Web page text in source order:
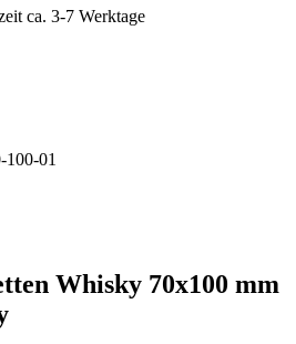
ca. 3-7 Werktage
01
Whisky 70x100 mm